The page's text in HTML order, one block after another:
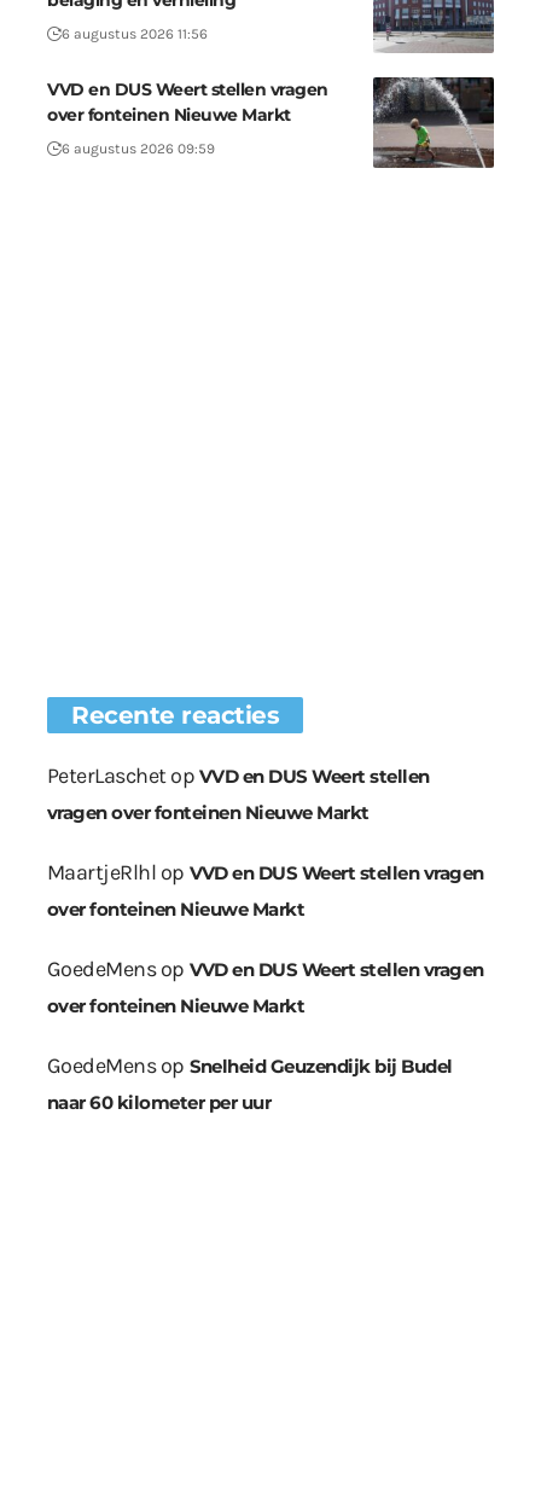
6 augustus 2026 11:56
VVD en DUS Weert stellen vragen
over fonteinen Nieuwe Markt
6 augustus 2026 09:59
Recente reacties
PeterLaschetop VVD en DUS Weert stellen
vragen over fonteinen Nieuwe Markt
MaartjeRlhl op VVD en DUS Weert stellen vragen
over fonteinen Nieuwe Markt
GoedeMensop VVD en DUS Weert stellen vragen
over fonteinen Nieuwe Markt
GoedeMensop Snelheid Geuzendijk bij Budel
naar 60 kilometer per uur